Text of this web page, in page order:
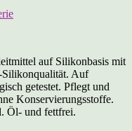
auf Silikonbasis mit
Auf
getestet. Pflegt und
Konservierungsstoffe.
Öl- und fettfrei.